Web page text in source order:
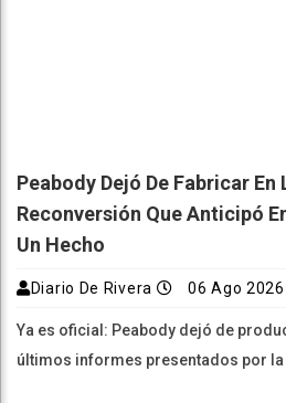
Peabody Dejó De Fabricar
Reconversión Que Anticipó
Un Hecho
Diario De Rivera 06 Ago 2026
Ya es oficial: Peabody dejó de
últimos informes presentados por la